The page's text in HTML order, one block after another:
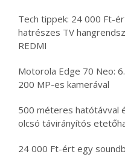
Tech tippek: 24 000 Ft-
hatrészes TV
REDMI
Motorola Edge 70 Neo:
200 MP-es kamerával
500 méteres hatótávval
olcsó távirányítós
24 000 Ft-ért egy